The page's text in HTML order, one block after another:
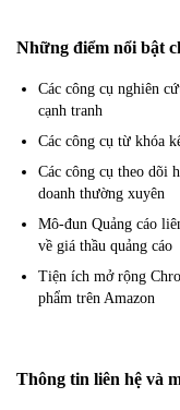
Những điểm nổi bật
Các công cụ nghiên
cạnh tranh
Các công cụ từ khóa
Các công cụ theo dõi
doanh thường xuyên
Mô-đun Quảng cáo
về giá thầu quảng cáo
Tiện ích mở rộng
phẩm trên Amazon
Thông tin liên hệ và